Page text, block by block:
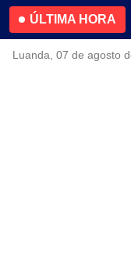
ÚLTIMA HORA
4.2% no
Luanda, 07 de agosto